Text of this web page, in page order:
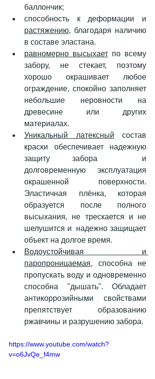
баллончик;
растяжению, благодаря наличию
в составе эластана.
равномерно высыхает по всему
забору, не стекает, поэтому
хорошо окрашивает любое
ограждение, спокойно заполняет
небольшие неровности на
древесине или других
материалах.
Уникальный латексный состав
краски обеспечивает надежную
защиту забора  и
долговременную эксплуатация
окрашенной поверхности.
Эластичная плёнка, которая
образуется после полного
высыхания, не трескается и не
шелушится и  надежно защищает
объект на долгое время.
Водоустойчивая и
паропроницаемая, способна не
пропускать воду и одновременно
способна "дышать". Обладает
антикоррозийными свойствами
препятствует образованию
ржавчины и разрушению забора.
https://www.youtube.com/watch?
v=o6JvQe_f4mw